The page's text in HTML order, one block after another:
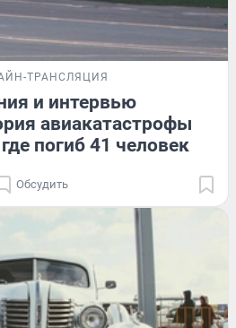
ТРАНСЛЯЦИЯ
и интервью
авиакатастрофы
погиб 41 человек
Обсудить